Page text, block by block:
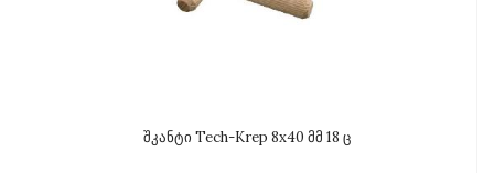
შკანტი Tech-Krep 8x40 მმ 18 ც